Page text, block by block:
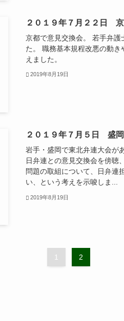
２０１９年７月２２日
京都で意見交換会。 若手弁
た。 職務基本規程改悪の動
えました。
2019年8月19日
２０１９年７月５日 盛岡
岩手・盛岡で東北弁連大会が
日弁連との意見交換会を傍聴
問題の取組について、日弁連
い、という考えを示唆しま...
2019年8月19日
1 2